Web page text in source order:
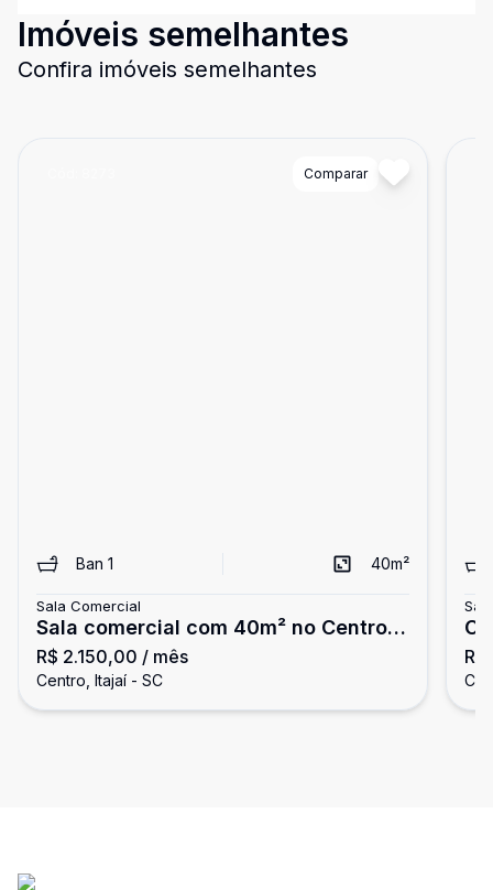
Imóveis semelhantes
Confira imóveis semelhantes
Comparar
Ban 1 40m²
Sala Comercial
Sala comercial com 40m² no Centro
de Itajaí
R$ 2.150,00 / mês
Centro, Itajaí - SC